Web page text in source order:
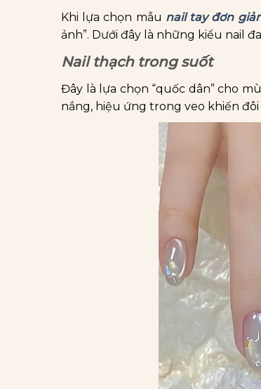
Khi lựa chọn mẫu nail tay đơn
ảnh”. Dưới đây là những kiểu nail
Nail thạch trong suốt
Đây là lựa chọn “quốc dân” cho
nắng, hiệu ứng trong veo khiến